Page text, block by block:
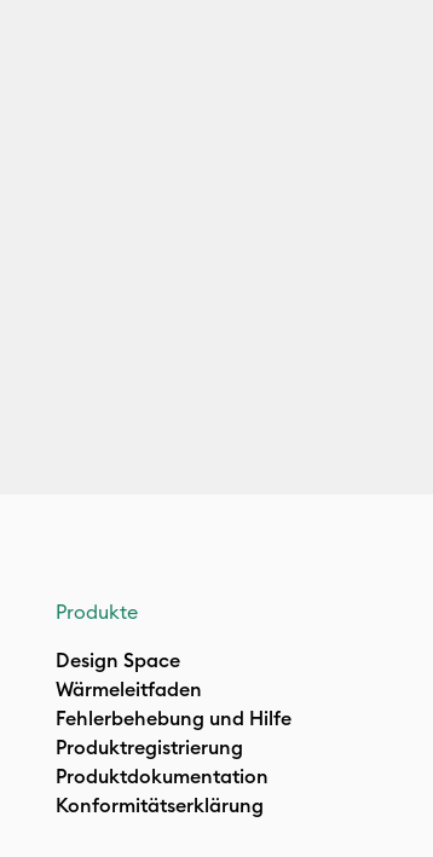
Produkte
Design Space
Wärmeleitfaden
Fehlerbehebung und Hilfe
Produktregistrierung
Produktdokumentation
Konformitätserklärung